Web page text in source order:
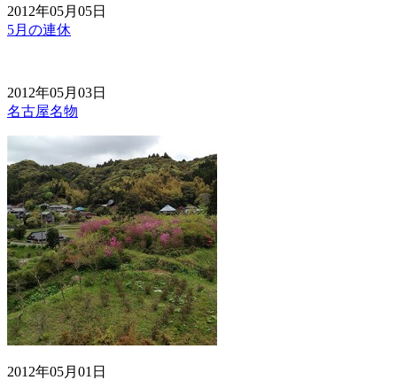
2012年05月05日
5月の連休
2012年05月03日
名古屋名物
2012年05月01日